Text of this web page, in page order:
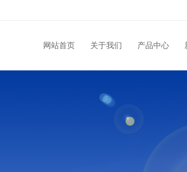
网站首页 关于我们 产品中心